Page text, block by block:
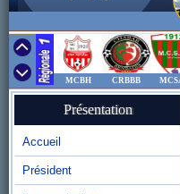
MCBH CRBBB
Présentation
Accueil
Président